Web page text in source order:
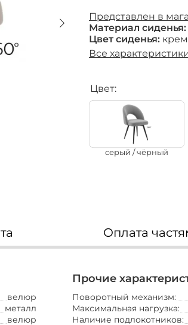
Мягкая мебель
модульные диваны
кресла-кровати
Материал сиденья:
Цвет сиденья:
Все
Цвет:
серый / чёрный
Представлен в
Оплата
велюр
металл
велюр
Прочие
Поворотный механизм:
Максимальная нагрузка:
Наличие подлокотников: